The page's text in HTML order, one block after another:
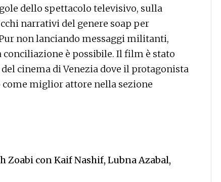
dello spettacolo televisivo, sulla
narrativi del genere soap per
non lanciando messaggi militanti,
conciliazione è possibile. Il film è stato
cinema di Venezia dove il protagonista
miglior attore nella sezione
Zoabi con Kaif Nashif, Lubna Azabal,